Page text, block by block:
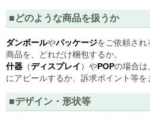
■どのような商品を扱うか
ダンボールやパッケージをご依頼され
商品を、どれだけ梱包するか。
什器 （ディスプレイ）やPOPの場合は
にアピールするか、訴求ポイント等を
■デザイン・形状等